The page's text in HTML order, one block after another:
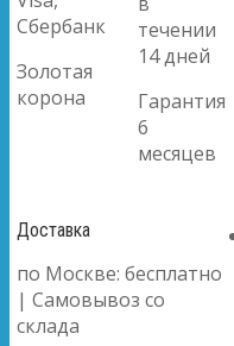
Сбербанк
Золотая
корона
течении
14 дней
Гарантия
6
месяцев
Доставка
по Москве: бесплатно
| Самовывоз со
склада